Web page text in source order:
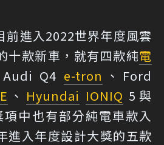
前進入2022世界年度風雲
十款新車，就有四款純電
Q4 e-tron 、Ford
、 Hyundai IONIQ 5與
項中也有部分純電車款入
進入年度設計大獎的五款